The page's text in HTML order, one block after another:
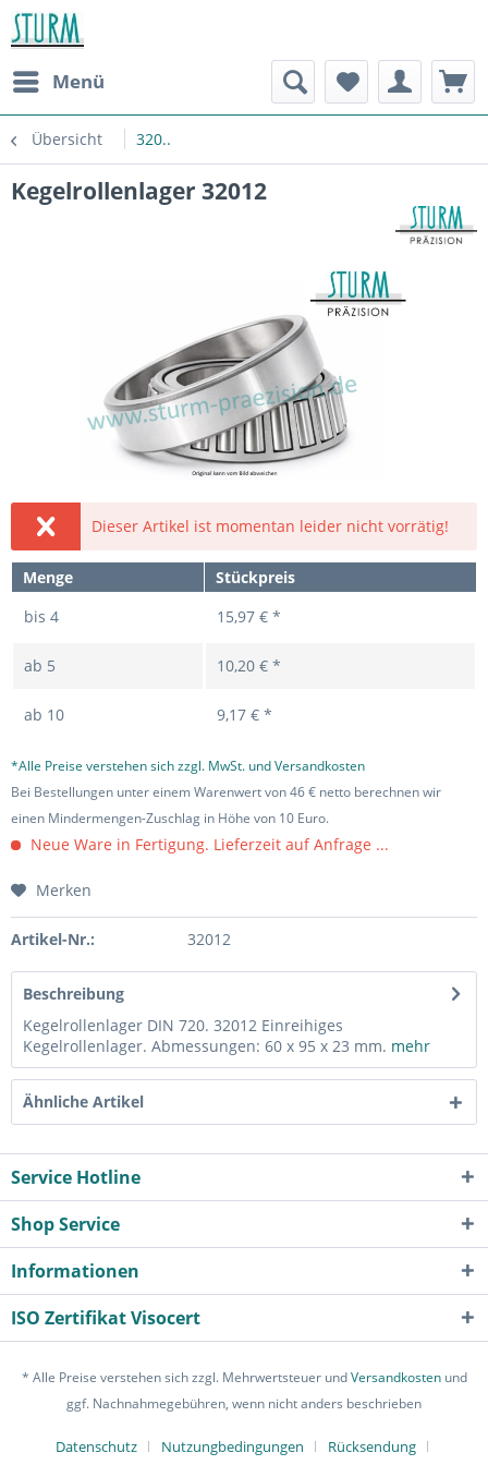
Menü
Übersicht 320..
Kegelrollenlager 32012
Dieser Artikel ist momentan leider nicht vorrätig!
Menge
Stückpreis
bis 4 15,97 € *
ab 5 10,20 € *
ab 10 9,17 € *
*Alle Preise verstehen sich zzgl. MwSt. und Versandkosten
Bei Bestellungen unter einem Warenwert von 46 € netto berechnen wir
einen Mindermengen-Zuschlag in Höhe von 10 Euro.
Neue Ware in Fertigung. Lieferzeit auf Anfrage ...
Merken
Artikel-Nr.: 32012
Beschreibung
Kegelrollenlager DIN 720. 32012 Einreihiges
Kegelrollenlager. Abmessungen: 60 x 95 x 23 mm. mehr
Ähnliche Artikel
Service Hotline
Shop Service
Informationen
ISO Zertifikat Visocert
* Alle Preise verstehen sich zzgl. Mehrwertsteuer undVersandkostenund
ggf. Nachnahmegebühren, wenn nicht anders beschrieben
Datenschutz Nutzungbedingungen Rücksendung